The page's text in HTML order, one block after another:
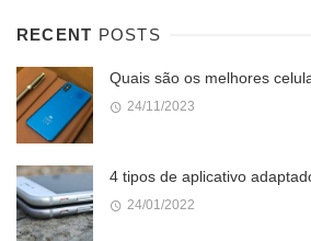
RECENT POSTS
Quais são os melhores
24/11/2023
4 tipos de aplicativo
24/01/2022